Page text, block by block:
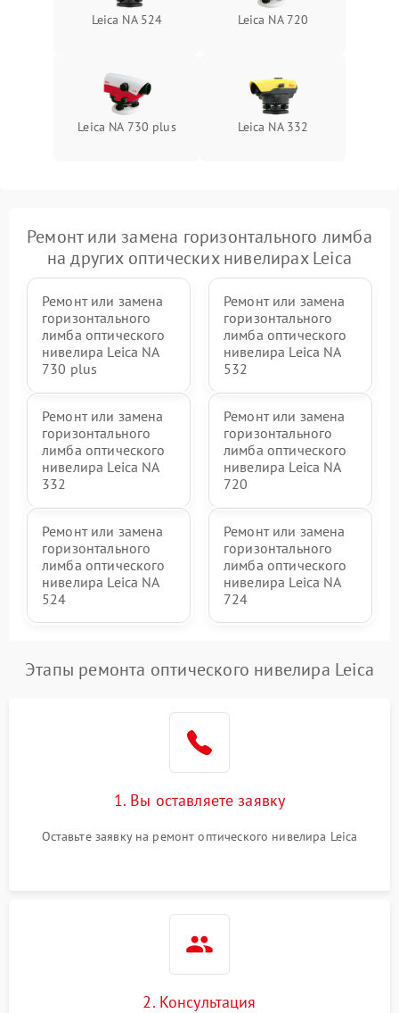
Leica NA 524 Leica NA 720
Leica NA 730 plus Leica NA 332
Ремонт или замена горизонтального лимба
на других оптических нивелирах Leica
Ремонт или замена
горизонтального
лимба оптического
нивелира Leica NA
730 plus
Ремонт или замена
горизонтального
лимба оптического
нивелира Leica NA
532
Ремонт или замена
горизонтального
лимба оптического
нивелира Leica NA
332
Ремонт или замена
горизонтального
лимба оптического
нивелира Leica NA
720
Ремонт или замена
горизонтального
лимба оптического
нивелира Leica NA
524
Ремонт или замена
горизонтального
лимба оптического
нивелира Leica NA
724
Этапы ремонта оптического нивелира Leica
1. Вы оставляете заявку
Оставьте заявку на ремонт оптического нивелира Leica
2. Консультация